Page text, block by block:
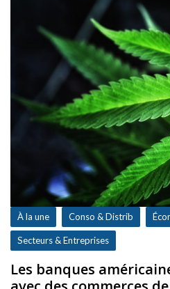
À la une Conso & Distrib
Secteurs & Entreprises
Les banques